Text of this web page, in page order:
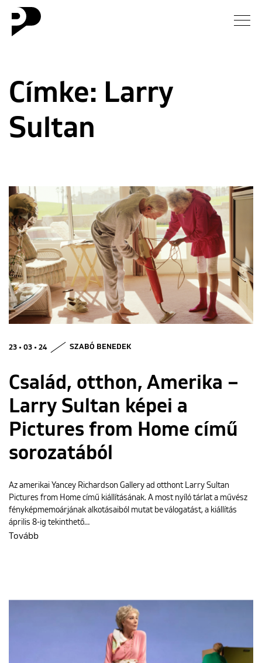
Galéria
Rólunk
ENGLISH
Címke: Larry
Sultan
23 • 03 • 24 SZABÓ BENEDEK
Család, otthon, Amerika –
Larry Sultan képei a
Pictures from Home című
sorozatából
Az amerikai Yancey Richardson Gallery ad otthont Larry Sultan
Pictures from Home című kiállításának. A most nyíló tárlat a művész
fényképmemoárjának alkotásaiból mutat be válogatást, a kiállítás
április 8-ig tekinthető…
Tovább